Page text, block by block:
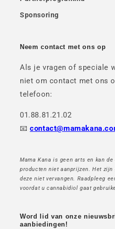
Sponsoring
Neem contact met ons op
Als je vragen of speciale
niet om contact met ons
telefoon:
01.88.81.21.02
📧
Mama Kana is geen arts en kan de
producten niet aanprijzen. Het zijn
deze niet vervangen. Raadpleeg
voordat u cannabidiol gaat
Word lid van onze
aanbiedingen!